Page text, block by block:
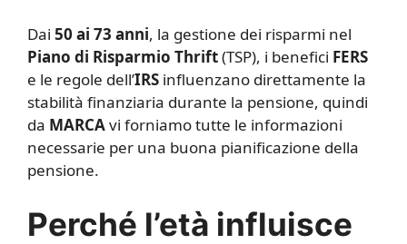
Dai 50 ai 73 anni, la gestione dei risparmi nel
Piano di Risparmio Thrift(TSP), i benefici FERS
e le regole dell’IRS influenzano direttamente la
stabilità finanziaria durante la pensione, quindi
da MARCAvi forniamo tutte le informazioni
necessarie per una buona pianificazione della
pensione.
Perché l’età influisce